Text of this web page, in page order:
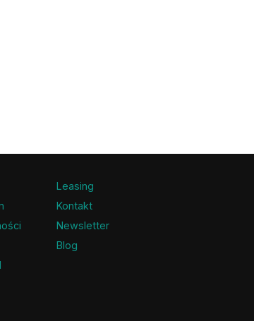
Leasing
Kontakt
Newsletter
Blog